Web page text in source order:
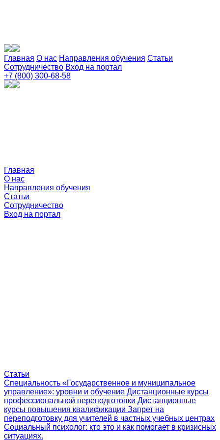
Главная О нас Направления обучения Статьи
Сотрудничество Вход на портал
+7 (800) 300-68-58
Главная
О нас
Направления обучения
Статьи
Сотрудничество
Вход на портал
Статьи
Специальность «Государственное и муниципальное
управление»: уровни и обучение Дистанционные курсы
профессиональной переподготовки Дистанционные
курсы повышения квалификации Запрет на
переподготовку для учителей в частных учебных центрах
Социальный психолог: кто это и как помогает в кризисных
ситуациях.